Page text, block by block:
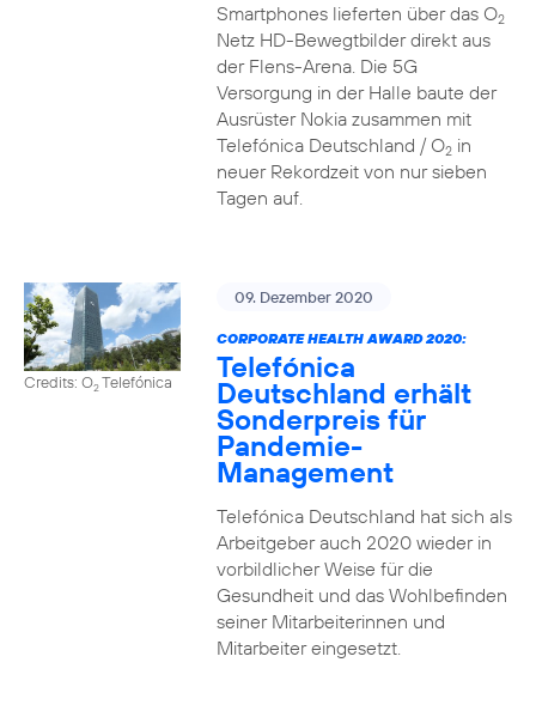
Smartphones lieferten über das O2
Netz HD-Bewegtbilder direkt aus
der Flens-Arena. Die 5G
Versorgung in der Halle baute der
Ausrüster Nokia zusammen mit
Telefónica Deutschland / O2in
neuer Rekordzeit von nur sieben
Tagen auf.
Credits: O2Telefónica
09. Dezember 2020
CORPORATE HEALTH AWARD 2020:
Telefónica
Deutschland erhält
Sonderpreis für
Pandemie-
Management
Telefónica Deutschland hat sich als
Arbeitgeber auch 2020 wieder in
vorbildlicher Weise für die
Gesundheit und das Wohlbefinden
seiner Mitarbeiterinnen und
Mitarbeiter eingesetzt.